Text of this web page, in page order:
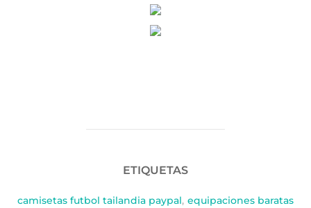
ETIQUETAS
camisetas futbol tailandia paypal, equipaciones baratas